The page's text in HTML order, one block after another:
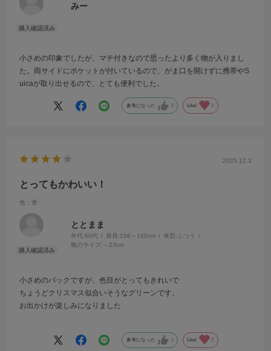
みー
小さめの印象でしたが、マチ付きなので思ったより多く物が入りまし
た。両サイドにポケットが付いているので、がま口を開けずに携帯やS
uicaが取り出せるので、とても便利でした。
参考になった 2 Like! 2
2025.12.3
とってもかわいい！
色：青
ととまま
年代:60代 身長:156～160cm 体型: ふつう
靴のサイズ: ～23cm
小さめのバックですが、色目がとってもきれいで
ちょうどクリスマス似合いそうなグリーンです。
お出かけが楽しみになりました
参考になった 1 Like! 2